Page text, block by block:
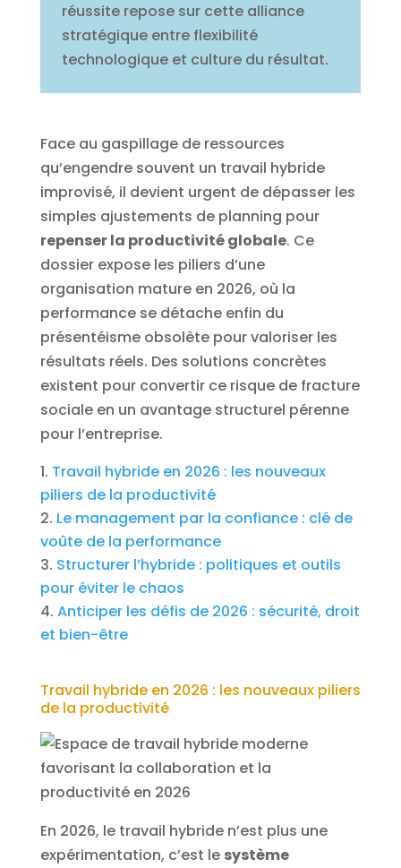
réussite repose sur cette alliance
stratégique entre flexibilité
technologique et culture du résultat.
Face au gaspillage de ressources
qu’engendre souvent un travail hybride
improvisé, il devient urgent de dépasser les
simples ajustements de planning pour
repenser la productivité globale. Ce
dossier expose les piliers d’une
organisation mature en 2026, où la
performance se détache enfin du
présentéisme obsolète pour valoriser les
résultats réels. Des solutions concrètes
existent pour convertir ce risque de fracture
sociale en un avantage structurel pérenne
pour l’entreprise.
Travail hybride en 2026 : les nouveaux
piliers de la productivité
Le management par la confiance : clé de
voûte de la performance
Structurer l’hybride : politiques et outils
pour éviter le chaos
Anticiper les défis de 2026 : sécurité, droit
et bien-être
Travail hybride en 2026 : les nouveaux piliers
de la productivité
En 2026, le travail hybride n’est plus une
expérimentation, c’est le système